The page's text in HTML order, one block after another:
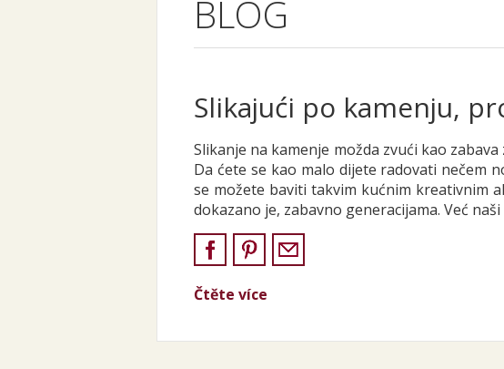
BLOG
Slikajući po kamenju,
Slikanje na kamenje možda zvući kao
Da ćete se kao malo dijete radovati nečem
se možete baviti takvim kućnim kreativnim
dokazano je, zabavno generacijama. Već
Čtěte více